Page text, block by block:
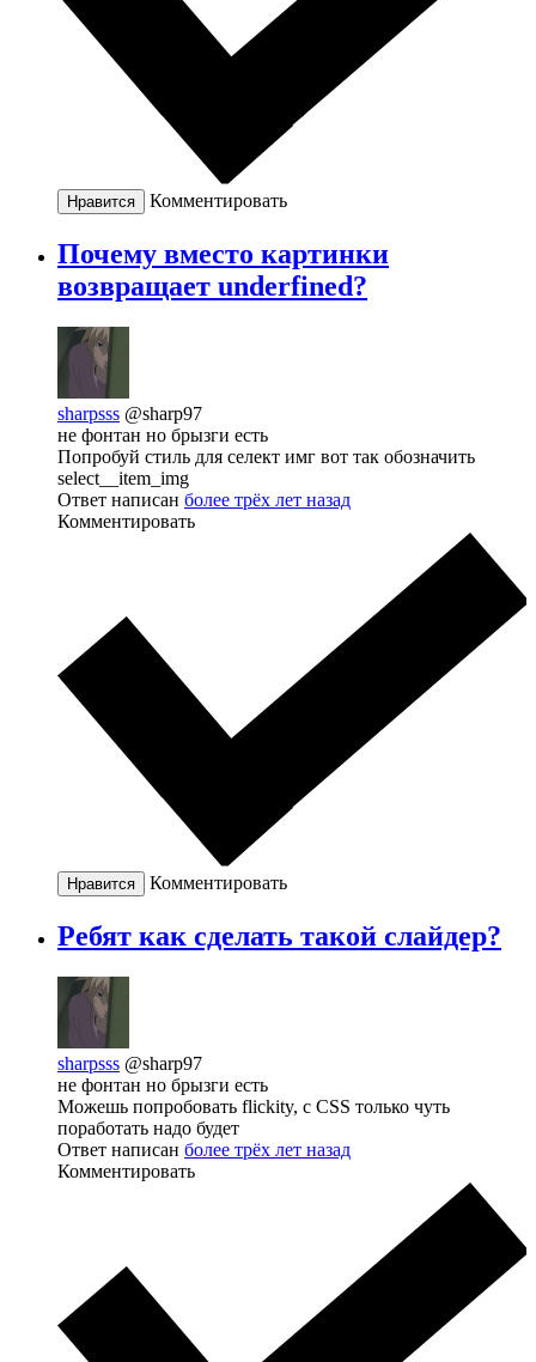
Нравится Комментировать
Почему вместо картинки
возвращает underfined?
sharpsss @sharp97
не фонтан но брызги есть
Попробуй стиль для селект имг вот так обозначить
select__item_img
Ответ написан более трёх лет назад
Комментировать
Нравится Комментировать
Ребят как сделать такой слайдер?
sharpsss @sharp97
не фонтан но брызги есть
Можешь попробовать flickity, с CSS только чуть
поработать надо будет
Ответ написан более трёх лет назад
Комментировать